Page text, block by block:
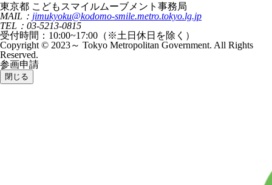
東京都 こどもスマイルムーブメント事務局
MAIL： jimukyoku@kodomo-smile.metro.tokyo.lg.jp
TEL：03-5213-0815
受付時間：10:00~17:00（※土日休日を除く）
Copyright © 2023～ Tokyo Metropolitan Government. All Rights
Reserved.
参画申請
閉じる